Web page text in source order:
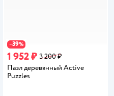
−39%
1 952 ₽ 3 200 ₽
Пазл деревянный Active
Puzzles